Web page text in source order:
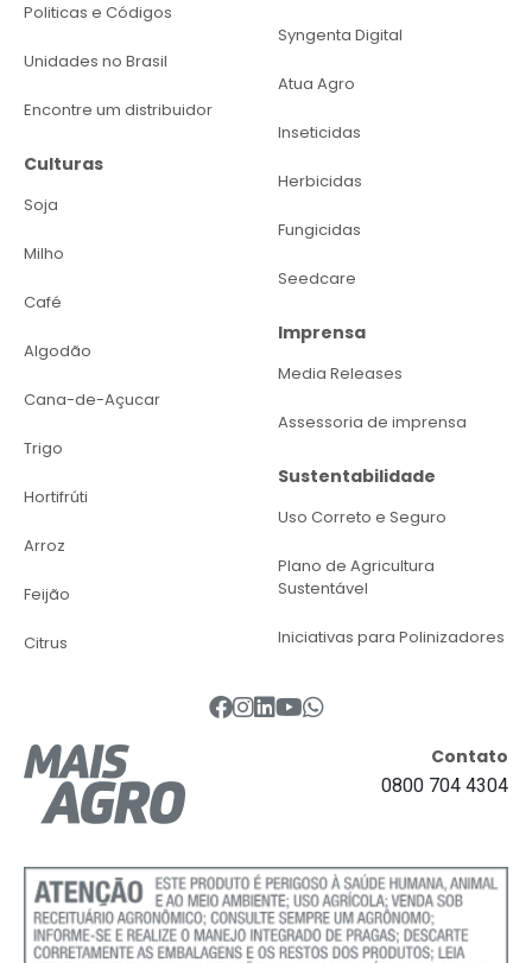
Politicas e Códigos
Unidades no Brasil
Encontre um distribuidor
Culturas
Soja
Milho
Café
Algodão
Cana-de-Açucar
Trigo
Hortifrúti
Arroz
Feijão
Citrus
Syngenta Digital
Atua Agro
Inseticidas
Herbicidas
Fungicidas
Seedcare
Imprensa
Media Releases
Assessoria de imprensa
Sustentabilidade
Uso Correto e Seguro
Plano de Agricultura
Sustentável
Iniciativas para Polinizadores
Contato
0800 704 4304